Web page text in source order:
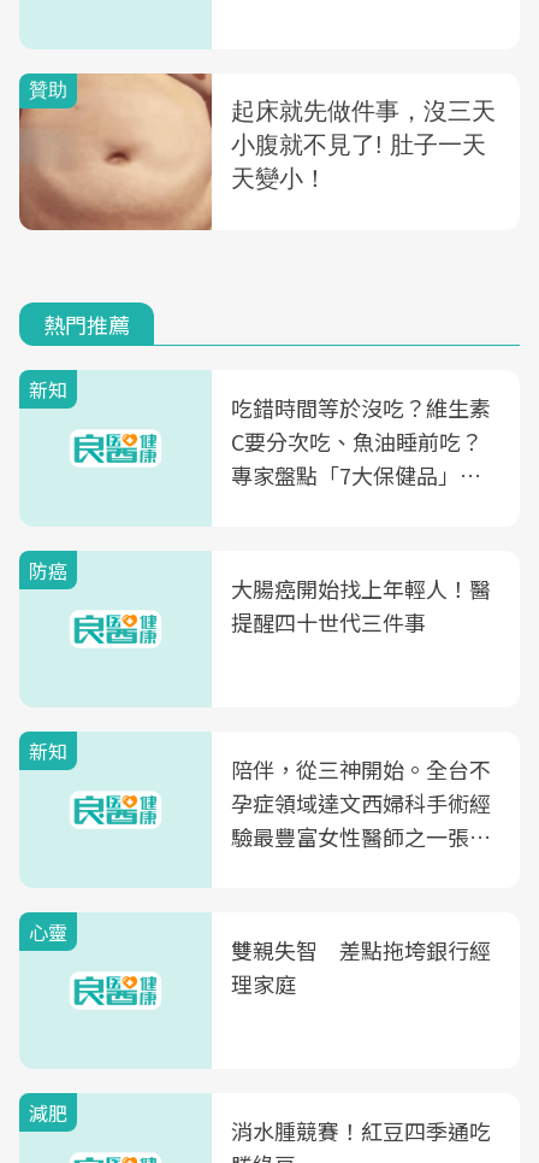
熱門推薦
新知
吃錯時間等於沒吃？維生素
C要分次吃、魚油睡前吃？
專家盤點「7大保健品」的
防癌
大腸癌開始找上年輕人！醫
提醒四十世代三件事
新知
陪伴，從三神開始。全台不
孕症領域達文西婦科手術經
驗最豐富女性醫師之一張永
光田醫院建構360度女性健
康照護生態圈
心靈
雙親失智 差點拖垮銀行經
理家庭
減肥
消水腫競賽！紅豆四季通吃